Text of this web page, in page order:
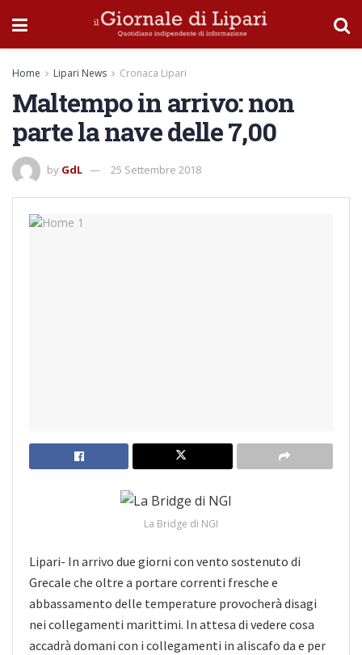
Home Lipari News Cronaca Lipari
Maltempo in arrivo: non
parte la nave delle 7,00
by GdL 25 Settembre 2018
La Bridge di NGI
Lipari- In arrivo due giorni con vento sostenuto di
Grecale che oltre a portare correnti fresche e
abbassamento delle temperature provocherà disagi
nei collegamenti marittimi. In attesa di vedere cosa
accadrà domani con i collegamenti in aliscafo da e per